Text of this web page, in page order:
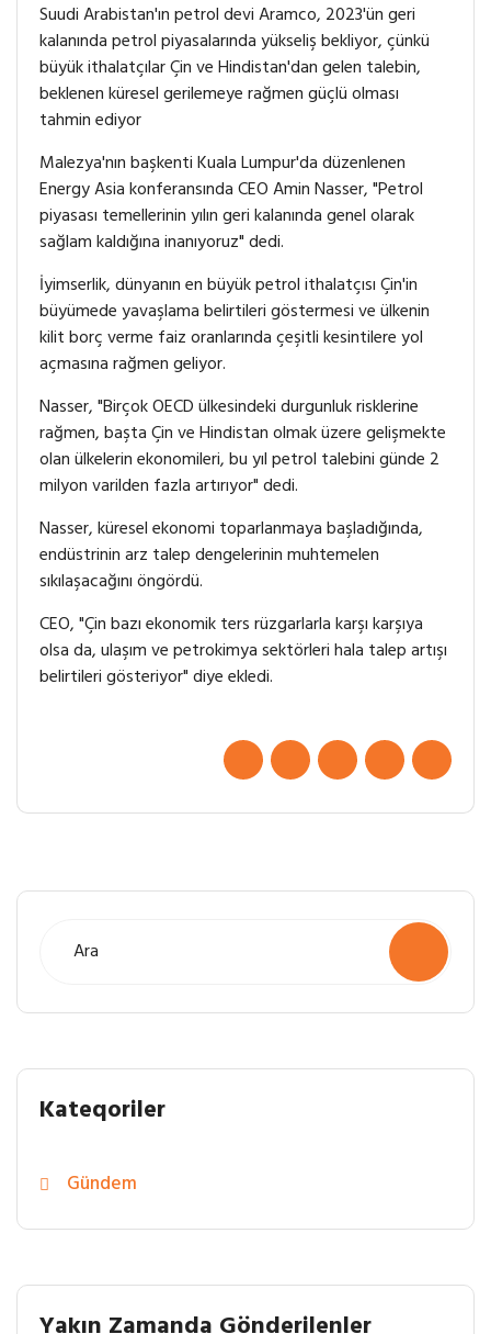
Suudi Arabistan'ın petrol devi Aramco, 2023'ün geri
kalanında petrol piyasalarında yükseliş bekliyor, çünkü
büyük ithalatçılar Çin ve Hindistan'dan gelen talebin,
beklenen küresel gerilemeye rağmen güçlü olması
tahmin ediyor
Malezya'nın başkenti Kuala Lumpur'da düzenlenen
Energy Asia konferansında CEO Amin Nasser, "Petrol
piyasası temellerinin yılın geri kalanında genel olarak
sağlam kaldığına inanıyoruz" dedi.
İyimserlik, dünyanın en büyük petrol ithalatçısı Çin'in
büyümede yavaşlama belirtileri göstermesi ve ülkenin
kilit borç verme faiz oranlarında çeşitli kesintilere yol
açmasına rağmen geliyor.
Nasser, "Birçok OECD ülkesindeki durgunluk risklerine
rağmen, başta Çin ve Hindistan olmak üzere gelişmekte
olan ülkelerin ekonomileri, bu yıl petrol talebini günde 2
milyon varilden fazla artırıyor" dedi.
Nasser, küresel ekonomi toparlanmaya başladığında,
endüstrinin arz talep dengelerinin muhtemelen
sıkılaşacağını öngördü.
CEO, "Çin bazı ekonomik ters rüzgarlarla karşı karşıya
olsa da, ulaşım ve petrokimya sektörleri hala talep artışı
belirtileri gösteriyor" diye ekledi.
Kateqoriler
Gündem